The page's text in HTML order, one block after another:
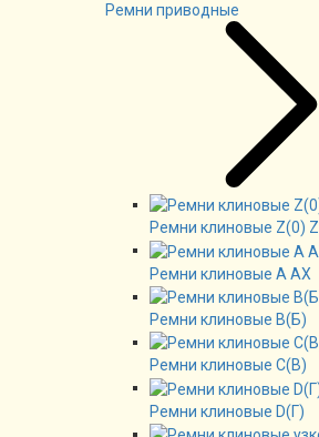
Ремни приводные
Ремни клиновые Z(0)
Ремни клиновые А AX
Ремни клиновые В(Б)
Ремни клиновые C(B)
Ремни клиновые D(Г)